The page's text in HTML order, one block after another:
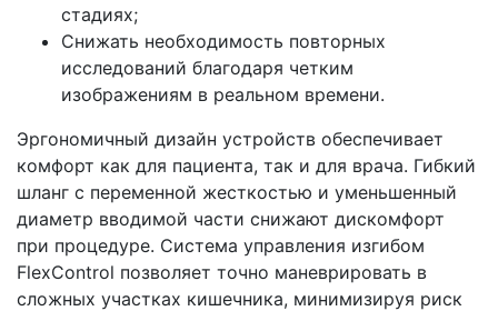
стадиях;
Снижать необходимость повторных
исследований благодаря четким
изображениям в реальном времени.
Эргономичный дизайн устройств обеспечивает
комфорт как для пациента, так и для врача. Гибкий
шланг с переменной жесткостью и уменьшенный
диаметр вводимой части снижают дискомфорт
при процедуре. Система управления изгибом
FlexControl позволяет точно маневрировать в
сложных участках кишечника, минимизируя риск